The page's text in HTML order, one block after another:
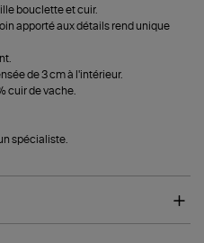
bouclette et cuir.
apporté aux détails rend unique
de 3 cm à l'intérieur.
cuir de vache.
spécialiste.